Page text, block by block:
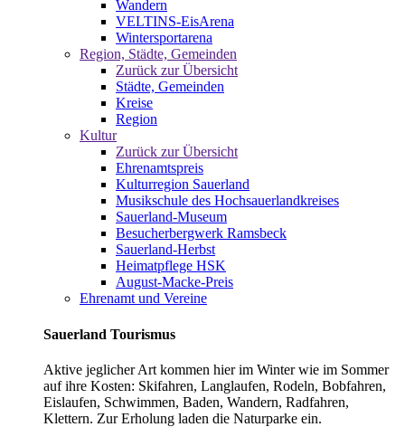
Wandern
VELTINS-EisArena
Wintersportarena
Region, Städte, Gemeinden
Zurück zur Übersicht
Städte, Gemeinden
Kreise
Region
Kultur
Zurück zur Übersicht
Ehrenamtspreis
Kulturregion Sauerland
Musikschule des Hochsauerlandkreises
Sauerland-Museum
Besucherbergwerk Ramsbeck
Sauerland-Herbst
Heimatpflege HSK
August-Macke-Preis
Ehrenamt und Vereine
Sauerland Tourismus
Aktive jeglicher Art kommen hier im Winter wie im Sommer
auf ihre Kosten: Skifahren, Langlaufen, Rodeln, Bobfahren,
Eislaufen, Schwimmen, Baden, Wandern, Radfahren,
Klettern. Zur Erholung laden die Naturparke ein.